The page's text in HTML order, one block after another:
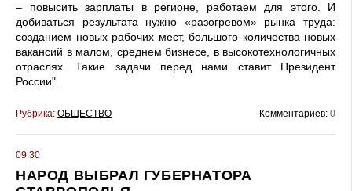
– повысить зарплаты в регионе, работаем для этого. И
добиваться результата нужно «разогревом» рынка труда:
созданием новых рабочих мест, большого количества новых
вакансий в малом, среднем бизнесе, в высокотехнологичных
отраслях. Такие задачи перед нами ставит Президент
России".
Рубрика: ОБЩЕСТВО Комментариев: 0
09:30
НАРОД ВЫБРАЛ ГУБЕРНАТОРА